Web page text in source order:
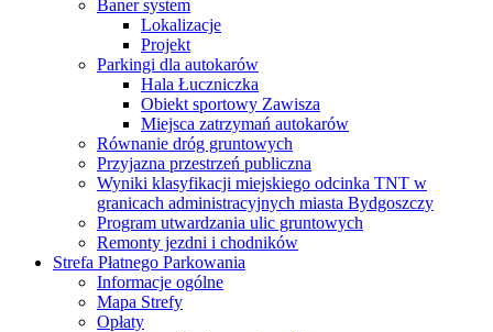
Baner system
Lokalizacje
Projekt
Parkingi dla autokarów
Hala Łuczniczka
Obiekt sportowy Zawisza
Miejsca zatrzymań autokarów
Równanie dróg gruntowych
Przyjazna przestrzeń publiczna
Wyniki klasyfikacji miejskiego odcinka TNT w
granicach administracyjnych miasta Bydgoszczy
Program utwardzania ulic gruntowych
Remonty jezdni i chodników
Strefa Płatnego Parkowania
Informacje ogólne
Mapa Strefy
Opłaty